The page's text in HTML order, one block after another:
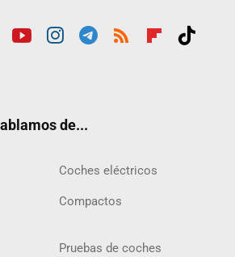
de...
Coches eléctricos
Compactos
Pruebas de coches